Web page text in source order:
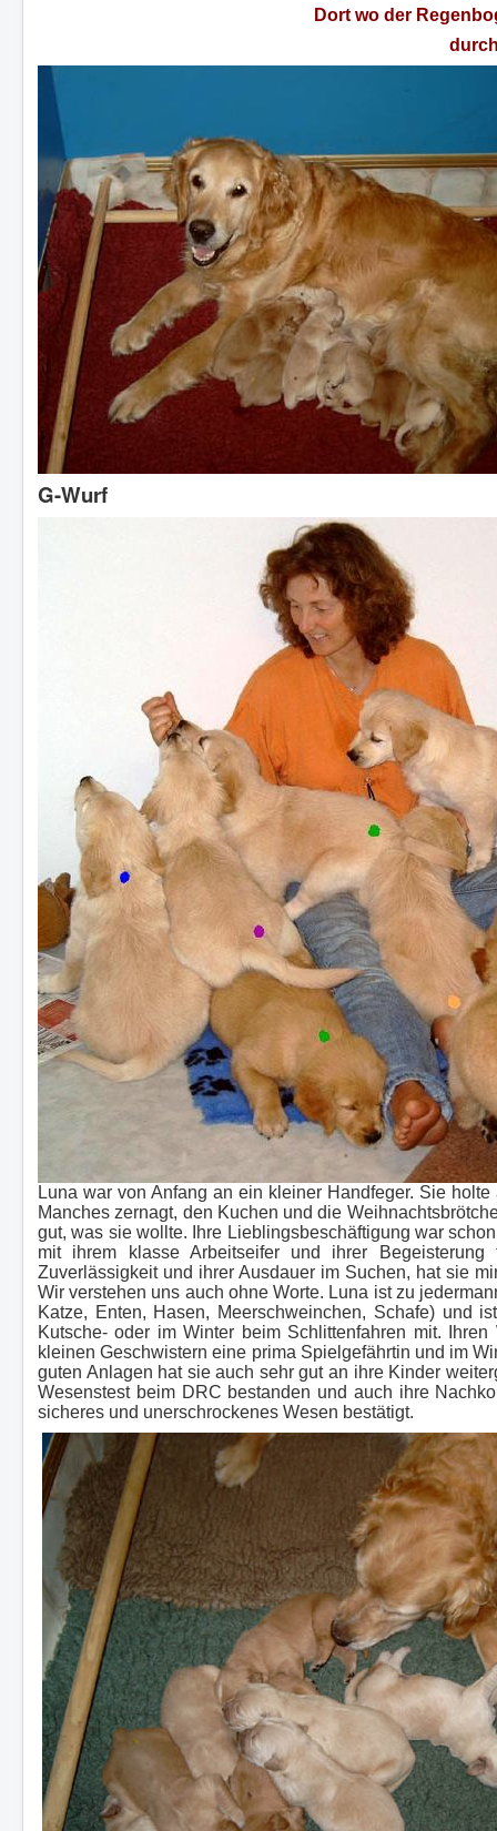
Dort wo der
G-Wurf
Luna war von Anfang an ein kleiner Handfeger. Sie
Manches zernagt, den Kuchen und die
gut, was sie wollte. Ihre Lieblingsbeschäftigung war
mit ihrem klasse Arbeitseifer und ihrer
Zuverlässigkeit und ihrer Ausdauer im Suchen, hat sie
Wir verstehen uns auch ohne Worte. Luna ist zu
Katze, Enten, Hasen, Meerschweinchen, Schafe) und
Kutsche- oder im Winter beim Schlittenfahren mit.
kleinen Geschwistern eine prima Spielgefährtin und im
guten Anlagen hat sie auch sehr gut an ihre Kinder
Wesenstest beim DRC bestanden und auch ihre
sicheres und unerschrockenes Wesen bestätigt.